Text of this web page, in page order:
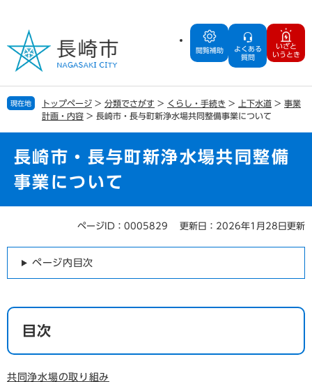
の
で
す
ー
ば
し
閲覧補助
よくある
質問
いざと
いうとき
現在地 トップページ > 分類でさがす > くらし・手続き > 上下水道 > 事業
計画・内容 > 長崎市・長与町新浄水場共同整備事業について
長崎市・長与町新浄水場共同整備
事業について
ページID：0005829 更新日：2026年1月28日更新
ページ内目次
目次
共同浄水場の取り組み